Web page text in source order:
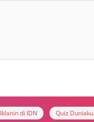
Iklanin di IDN Quiz Duniaku